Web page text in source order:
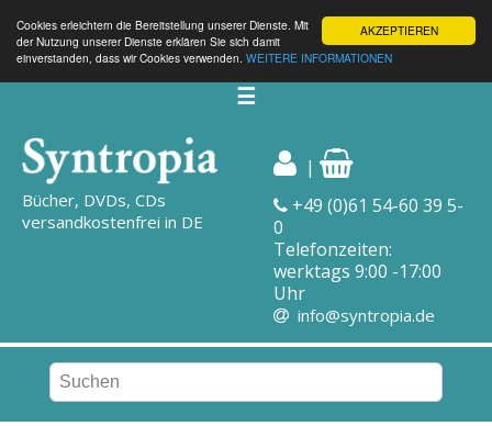
AKZEPTIEREN
Cookies erleichtern die Bereitstellung unserer Dienste. Mit
der Nutzung unserer Dienste erklären Sie sich damit
einverstanden, dass wir Cookies verwenden. WEITERE INFORMATIONEN
☰
Bücher, DVDs, CDs
versandkostenfrei in DE
|
+49 (0)61 54-60 39 5-
0
Telefonzeiten:
werktags 9:00 -17:00
Uhr
info@syntropia.de